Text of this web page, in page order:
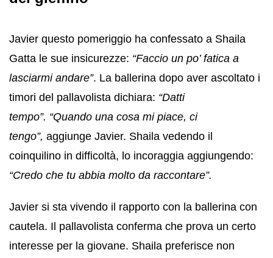
Javier questo pomeriggio ha confessato a Shaila
Gatta le sue insicurezze: “Faccio un po’ fatica a
lasciarmi andare”. La ballerina dopo aver ascoltato i
timori del pallavolista dichiara: “Datti
tempo”. “Quando una cosa mi piace, ci
tengo”, aggiunge Javier. Shaila vedendo il
coinquilino in difficoltà, lo incoraggia aggiungendo:
“Credo che tu abbia molto da raccontare”.
Javier si sta vivendo il rapporto con la ballerina con
cautela. Il pallavolista conferma che prova un certo
interesse per la giovane. Shaila preferisce non